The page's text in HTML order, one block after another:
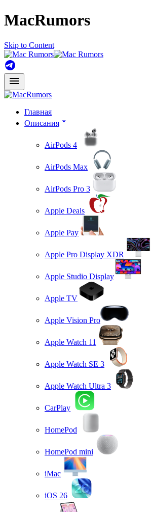
MacRumors
Skip to Content
Главная
Описания
AirPods 4
AirPods Max
AirPods Pro 3
Apple Deals
Apple Pay
Apple Pro Display XDR
Apple Studio Display
Apple TV
Apple Vision Pro
Apple Watch 11
Apple Watch SE 3
Apple Watch Ultra 3
CarPlay
HomePod
HomePod mini
iMac
iOS 26